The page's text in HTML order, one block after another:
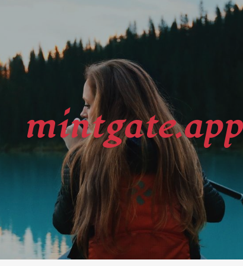
mintgate.app